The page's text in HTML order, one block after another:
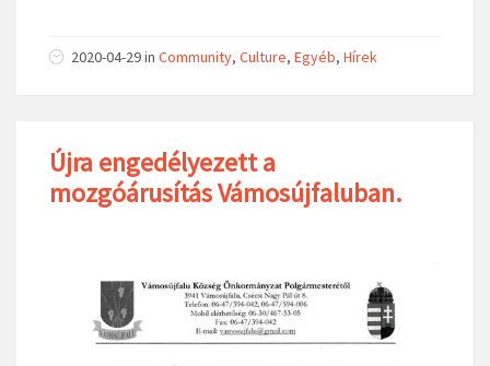
2020-04-29in Community, Culture, Egyéb, Hírek
Újra engedélyezett a
mozgóárusítás Vámosújfaluban.